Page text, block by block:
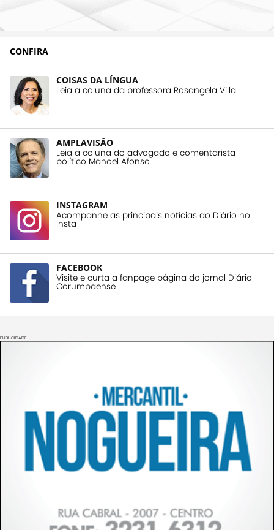
CONFIRA
COISAS DA LÍNGUA
Leia a coluna da professora Rosangela Villa
AMPLAVISÃO
Leia a coluna do advogado e comentarista
político Manoel Afonso
INSTAGRAM
Acompanhe as principais notícias do Diário no
insta
FACEBOOK
Visite e curta a fanpage página do jornal Diário
Corumbaense
PUBLICIDADE